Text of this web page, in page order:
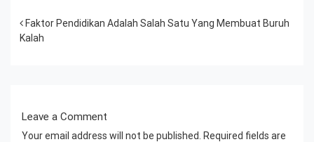
Post navigation
Faktor Pendidikan Adalah Salah Satu Yang Membuat Buruh
Kalah
Leave a Comment
Your email address will not be published.
Required fields are